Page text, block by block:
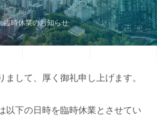
臨時休業のお知らせ
して、厚く御礼申し上げます。
以下の日時を臨時休業とさせてい